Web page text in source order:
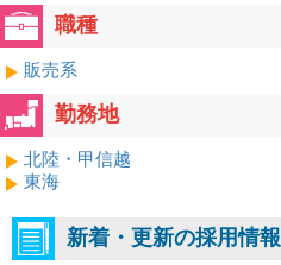
職種
販売系
勤務地
北陸・甲信越
東海
新着・更新の採用情報